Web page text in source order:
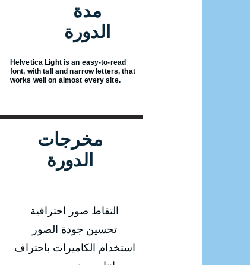
مدة
الدورة
Helvetica Light is an easy-to-read
font, with tall and narrow letters, that
works well on almost every site.
مخرجات
الدورة
التقاط صور احترافية
تحسين جودة الصور
استخدام الكاميرات باحتراف